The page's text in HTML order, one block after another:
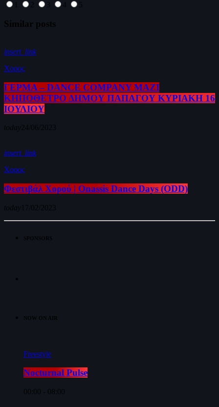
1
2 3 4 5
Similar posts
insert_link
Χορος
ΓΕΡΜΑ – DANCE COMPANY ΜΑΖΙ
ΚΗΠΟΘΕΤΡΟ ΔΗΜΟΥ ΠΑΠΑΓΟΥ ΚΥΡΙΑΚΗ 16
ΙΟΥΛΙΟΥ
today 24/06/2023
insert_link
Χορος
Φεστιβάλ Χορού | Onassis Dance Days (ODD)
today 17/02/2023
SPONSORS
NOW ON AIR
Freestyle
Nocturnal Pulse
00:00 - 08:00